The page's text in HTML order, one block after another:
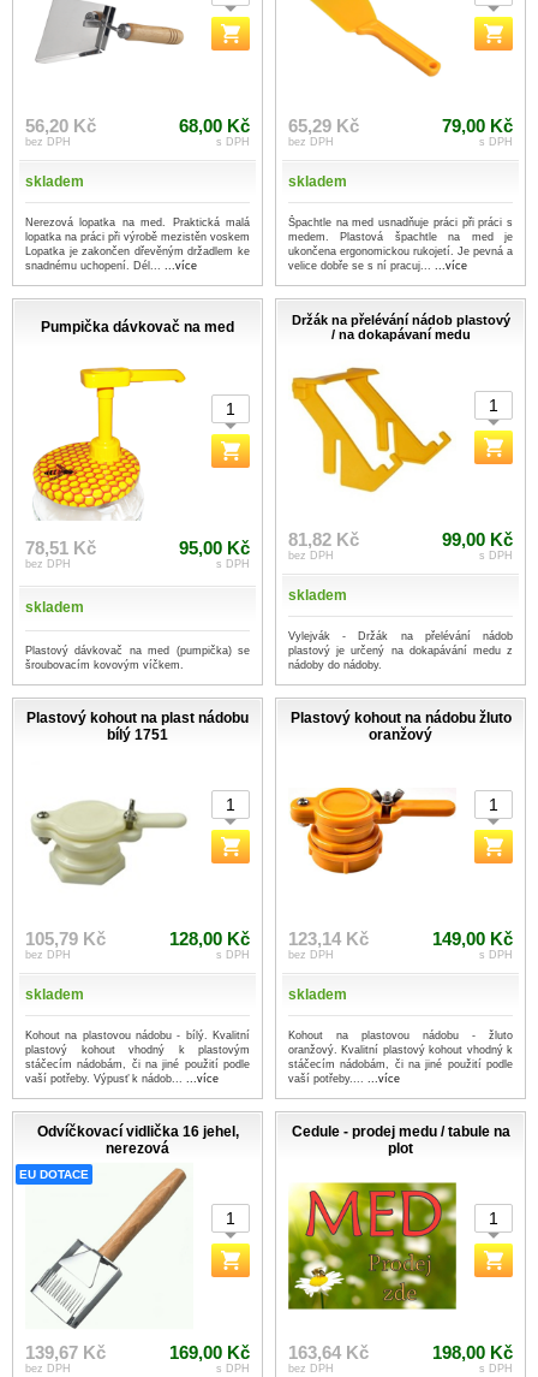
56,20 Kč
bez DPH
68,00 Kč
s DPH
skladem
Nerezová lopatka na med. Praktická malá
lopatka na práci při výrobě mezistěn voskem
Lopatka je zakončen dřevěným držadlem ke
snadnému uchopení. Dél... ...více
65,29 Kč
bez DPH
79,00 Kč
s DPH
skladem
Špachtle na med usnadňuje práci při práci s
medem. Plastová špachtle na med je
ukončena ergonomickou rukojetí. Je pevná a
velice dobře se s ní pracuj... ...více
Pumpička dávkovač na med
78,51 Kč
bez DPH
95,00 Kč
s DPH
skladem
Plastový dávkovač na med (pumpička) se
šroubovacím kovovým víčkem.
Držák na přelévání nádob plastový
/ na dokapávaní medu
81,82 Kč
bez DPH
99,00 Kč
s DPH
skladem
Vylejvák - Držák na přelévání nádob
plastový je určený na dokapávání medu z
nádoby do nádoby.
Plastový kohout na plast nádobu
bílý 1751
105,79 Kč
bez DPH
128,00 Kč
s DPH
skladem
Kohout na plastovou nádobu - bílý. Kvalitní
plastový kohout vhodný k plastovým
stáčecím nádobám, či na jiné použití podle
vaší potřeby. Výpusť k nádob... ...více
Plastový kohout na nádobu žluto
oranžový
123,14 Kč
bez DPH
149,00 Kč
s DPH
skladem
Kohout na plastovou nádobu - žluto
oranžový. Kvalitní plastový kohout vhodný k
stáčecím nádobám, či na jiné použití podle
vaší potřeby.... ...více
Odvíčkovací vidlička 16 jehel,
nerezová
EU DOTACE
139,67 Kč
bez DPH
169,00 Kč
s DPH
Cedule - prodej medu / tabule na
plot
163,64 Kč
bez DPH
198,00 Kč
s DPH